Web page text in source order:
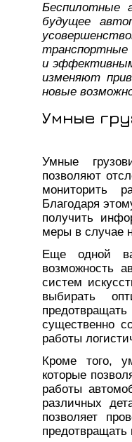
Беспилотные
будущее
транспортные
и
изменяют
новые
Умные
Умные
позволяют
мониторить
Благодаря
получить
меры в случае
Еще одной
возможность
систем
выбирать
существенно
работы
Кроме того,
которые
работы
различных
позволяет
предотвращать